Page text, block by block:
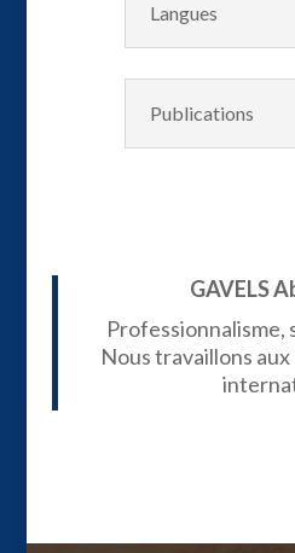
Langues
Publications
GAVELS
Nous travaillons